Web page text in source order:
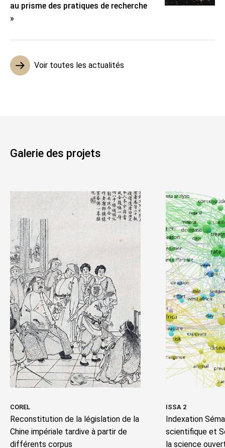
Voir toutes les actualités
au prisme des pratiques de recherche
»
Galerie des projets
COREL
Reconstitution de la législation de la
Chine impériale tardive à partir de
différents corpus
ISSA 2
Indexation
scientifique et
la science